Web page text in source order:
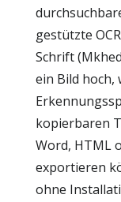
gestützte
Schrift
ein Bild hoch,
kopierbaren
Word, HTML
exportieren
ohne